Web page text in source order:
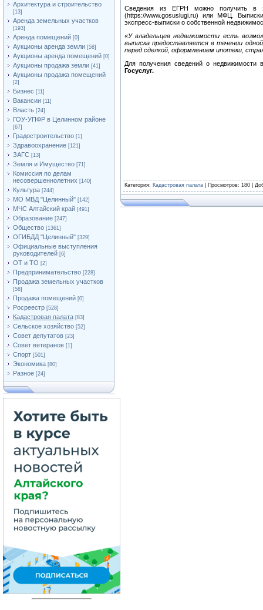
Архитектура и строительство
[13]
Аренда земельных участков
[193]
Аренда помещений [0]
Аукционы аренда земли [58]
Аукционы аренда помещений [0]
Аукционы продажа земли [41]
Аукционы продажа помещений
[2]
Бизнес [11]
Вакансии [11]
Власть [24]
ГОУ-УПФР в Целинном районе
[67]
Градостроительство [1]
Здравоохранение [121]
ЗАГС [13]
Земля и Имущество [71]
Комиссия по делам
несовершеннолетних [140]
Культура [244]
МО МВД "Целинный" [142]
МЧС Алтайский край [491]
Образование [247]
Общество [1361]
ОГИБДД "Целинный" [329]
Официальные выступления
руководителей [6]
ОТ и ТО [2]
Предпринимательство [228]
Продажа земельных участков
[58]
Продажа помещений [0]
Росреестр [528]
Кадастровая палата [83]
Сельское хозяйство [52]
Совет депутатов [23]
Совет ветеранов [1]
Спорт [501]
Экономика [80]
Разное [24]
Сведения из ЕГРН можно получить в
(https://www.gosuslugi.ru) или МФЦ.
экспресс-выписки о собственной
«У владельцев недвижимости есть
выписка предоставляется в течении
перед сделкой, оформлением ипотеки,
Для получения сведений о недвижимости
Госуслуг.
Категория: Кадастровая палата Просмотров: 180 |